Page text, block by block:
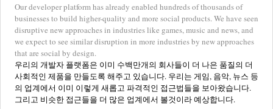
Our developer platform has already enabled hundreds of thousands of
businesses to build higher-quality and more social products. We have seen
disruptive new approaches in industries like games, music and news, and
we expect to see similar disruption in more industries by new approaches
that are social by design.
우리의 개발자 플랫폼은 이미 수백만개의 회사들이 더 나은 품질의 더
사회적인 제품을 만들도록 해주고 있습니다. 우리는 게임, 음악, 뉴스 등
의 업계에서 이미 이렇게 새롭고 파격적인 접근법들을 보아왔습니다.
그리고 비슷한 접근들을 더 많은 업계에서 볼것이라 예상합니다.